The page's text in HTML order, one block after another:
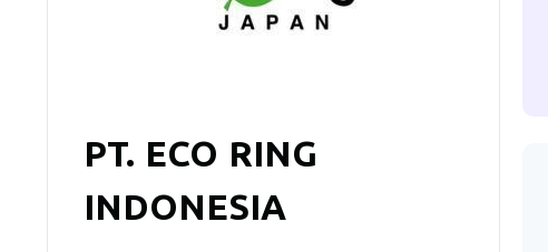
PT. ECO RING
INDONESIA